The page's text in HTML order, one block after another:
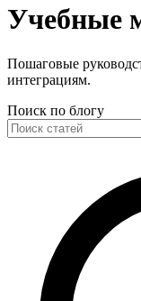
Учебные
Пошаговые
интеграциям.
Поиск по блогу